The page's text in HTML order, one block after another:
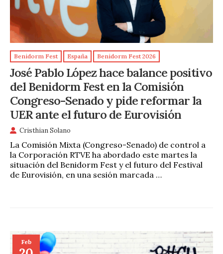
Benidorm Fest España Benidorm Fest 2026
José Pablo López hace balance positivo
del Benidorm Fest en la Comisión
Congreso-Senado y pide reformar la
UER ante el futuro de Eurovisión
Cristhian Solano
La Comisión Mixta (Congreso-Senado) de control a
la Corporación RTVE ha abordado este martes la
situación del Benidorm Fest y el futuro del Festival
de Eurovisión, en una sesión marcada …
Feb